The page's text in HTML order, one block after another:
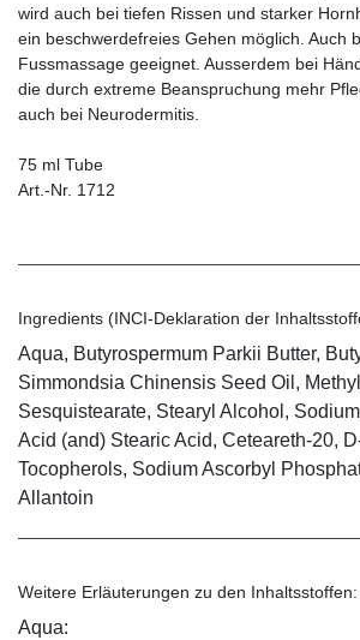
wird auch bei tiefen Rissen und starker
ein beschwerdefreies Gehen möglich. Auch
Fussmassage geeignet. Ausserdem bei
die durch extreme Beanspruchung mehr
auch bei Neurodermitis.
75 ml Tube
Art.-Nr. 1712
Ingredients (INCI-Deklaration der
Aqua, Butyrospermum Parkii Butter,
Simmondsia Chinensis Seed Oil,
Sesquistearate, Stearyl Alcohol,
Acid (and) Stearic Acid, Ceteareth-20,
Tocopherols, Sodium Ascorbyl
Allantoin
Weitere Erläuterungen zu den Inhaltsstoffen:
Aqua: